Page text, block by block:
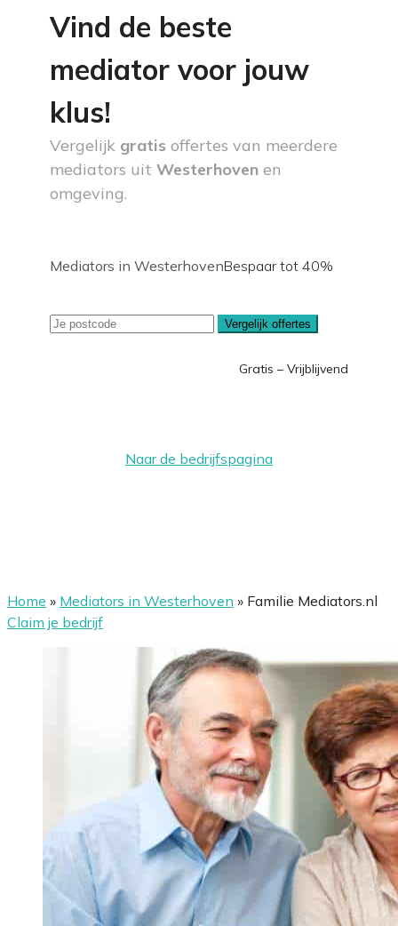
Vind de beste
mediator voor jouw
klus!
Vergelijk gratis offertes van meerdere
mediators uit Westerhoven en
omgeving.
Mediators in WesterhovenBespaar tot 40%
Vergelijk offertes
Gratis – Vrijblijvend
Naar de bedrijfspagina
Home » Mediators in Westerhoven » Familie Mediators.nl
Claim je bedrijf